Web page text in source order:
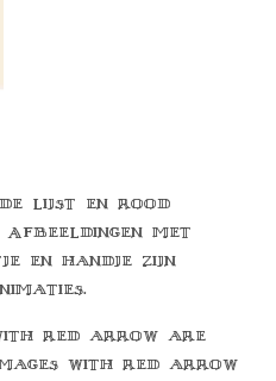
lijst en rood
met
en handje zijn
red arrow are
with red arrow